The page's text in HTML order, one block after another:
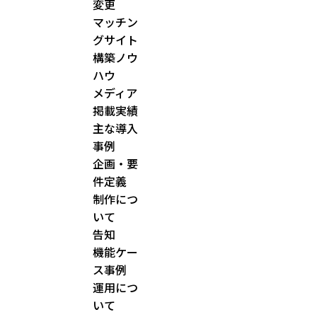
変更
マッチン
グサイト
構築ノウ
ハウ
メディア
掲載実績
主な導入
事例
企画・要
件定義
制作につ
いて
告知
機能ケー
ス事例
運用につ
いて